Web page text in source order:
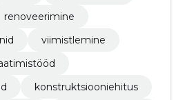
renoveerimine
viimistlemine
konstruktsiooniehitus